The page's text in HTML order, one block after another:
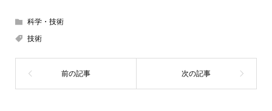
科学・技術
技術